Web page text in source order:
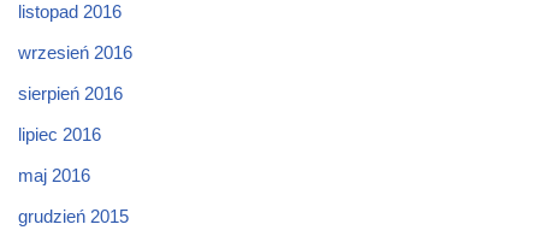
listopad 2016
wrzesień 2016
sierpień 2016
lipiec 2016
maj 2016
grudzień 2015